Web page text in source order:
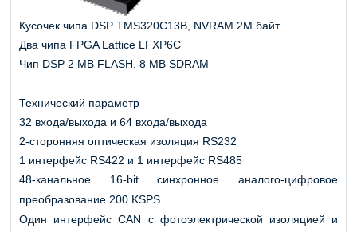
Кусочек чипа DSP TMS320C13B, NVRAM 2M байт
Два чипа FPGA Lattice LFXP6C
Чип DSP 2 MB FLASH, 8 MB SDRAM
Технический параметр
32 входа/выхода и 64 входа/выхода
2-сторонняя оптическая изоляция RS232
1 интерфейс RS422 и 1 интерфейс RS485
48-канальное 16-bitсинхронное аналого-цифровое
преобразование 200 KSPS
Один интерфейс CAN с фотоэлектрической изоляцией и